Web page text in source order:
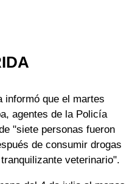
informó que el martes
agentes de la Policía
"siete personas fueron
de consumir drogas
veterinario".